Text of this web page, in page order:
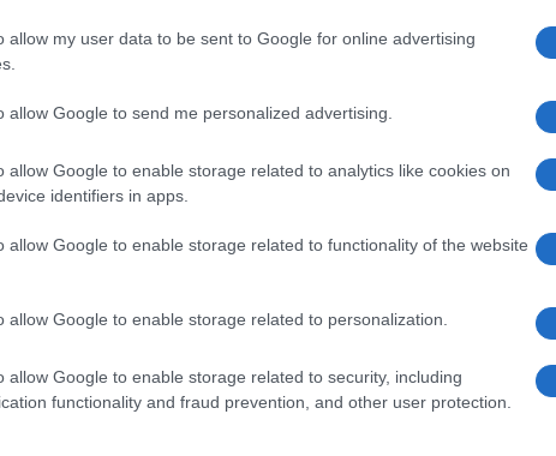
allow my user data to be sent to Google for online advertising
allow Google to send me personalized advertising.
allow Google to enable storage related to analytics like cookies on
identifiers in apps.
allow Google to enable storage related to functionality of the website
allow Google to enable storage related to personalization.
allow Google to enable storage related to security, including
functionality and fraud prevention, and other user protection.
strane turista i poslovnih putnika, te je naša
spoljne politike. Modernizovanim
putovanja bez viza u slučaju ozbiljnih
​​suspenzije na vladine zvaničnike ili druge
ljudskim pravima i međunarodnom
Slovenija).
i Savjeta već neformalno dogovorili,
za, 96 protiv i 24 suzdržana. Savjet ga još uvijek
nakon objave u Službenom listu EU.